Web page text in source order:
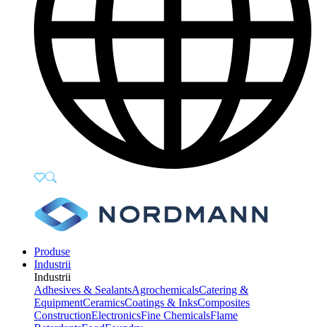
Produse
Industrii
Industrii
Adhesives & SealantsAgrochemicalsCatering &
EquipmentCeramicsCoatings & InksComposites
ConstructionElectronicsFine ChemicalsFlame